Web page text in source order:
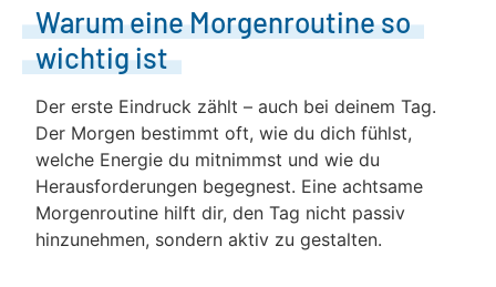
Warum eine Morgenroutine so
wichtig ist
Der erste Eindruck zählt – auch bei deinem Tag.
Der Morgen bestimmt oft, wie du dich fühlst,
welche Energie du mitnimmst und wie du
Herausforderungen begegnest. Eine achtsame
Morgenroutine hilft dir, den Tag nicht passiv
hinzunehmen, sondern aktiv zu gestalten.